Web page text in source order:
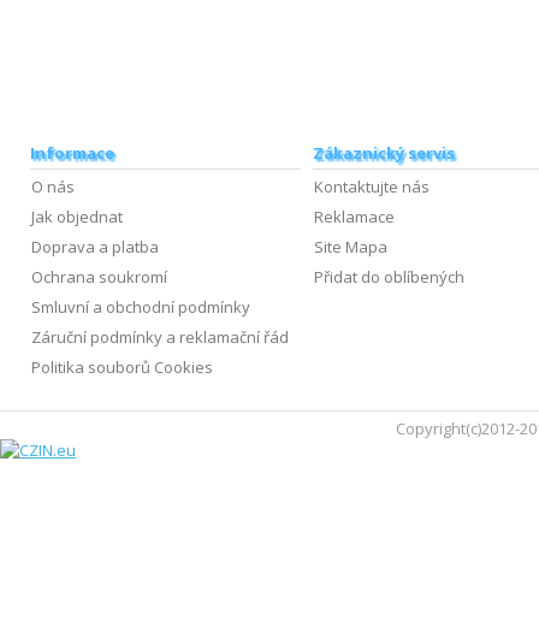
Informace
O nás
Jak objednat
Doprava a platba
Ochrana soukromí
Smluvní a obchodní podmínky
Záruční podmínky a reklamační řád
Politika souborů Cookies
Zákaznický servis
Kontaktujte nás
Reklamace
Site Mapa
Přidat do oblíbených
Copyright(c)2012-